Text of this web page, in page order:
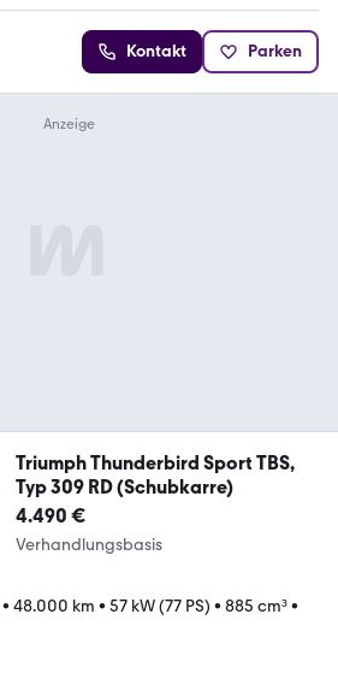
Kontakt Parken
Triumph Thunderbird Sport TBS,
Typ 309 RD (Schubkarre)
4.490 €
Verhandlungsbasis
• 48.000 km • 57 kW (77 PS) • 885 cm³•